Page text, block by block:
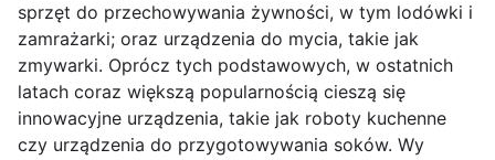
sprzęt do przechowywania żywności, w tym lodówki i
zamrażarki; oraz urządzenia do mycia, takie jak
zmywarki. Oprócz tych podstawowych, w ostatnich
latach coraz większą popularnością cieszą się
innowacyjne urządzenia, takie jak roboty kuchenne
czy urządzenia do przygotowywania soków. Wy